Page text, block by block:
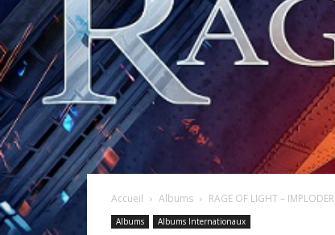
Accueil Albums RAGE OF LIGHT – IMPLODER
Albums Albums Internationaux